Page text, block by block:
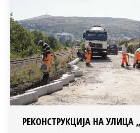
РЕКОНСТРУКЦИЈА НА УЛИЦА